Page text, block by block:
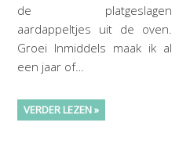
de platgeslagen
aardappeltjes uit de oven.
Groei Inmiddels maak ik al
een jaar of…
VERDER LEZEN »